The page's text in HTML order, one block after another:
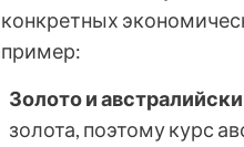
конкретных
Золото и
золота, поэтому курс